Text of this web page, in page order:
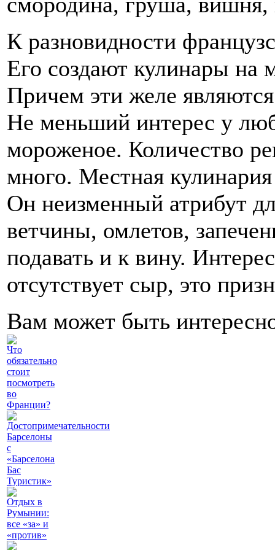
К разновидности
Его создают кулинары на
Причем эти желе
Не меньший интерес у
мороженое. Количество
много. Местная
Он неизменный атрибут
ветчины, омлетов,
подавать и к вину.
отсутствует сыр, это
Вам может быть
Что
обязательно
стоит
посмотреть
во
Франции?
Достопримечательности
Барселоны
с
«Барселона
Бас
Туристик»
Отдых в
Румынии:
все «за» и
«против»